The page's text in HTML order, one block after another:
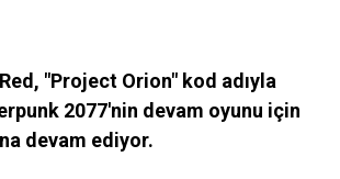
"Project Orion" kod adıyla
2077'nin devam oyunu için
devam ediyor.